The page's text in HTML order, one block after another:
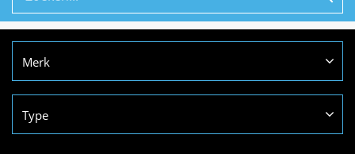
Merk
Type